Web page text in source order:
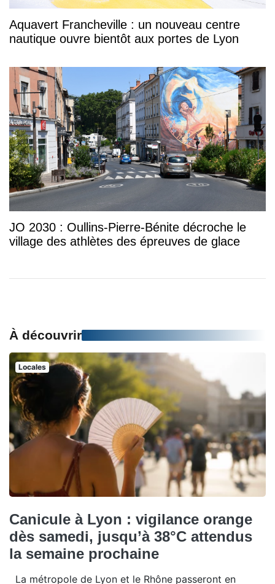
Aquavert Francheville : un nouveau centre
nautique ouvre bientôt aux portes de Lyon
JO 2030 : Oullins-Pierre-Bénite décroche le
village des athlètes des épreuves de glace
À découvrir
Locales
Canicule à Lyon : vigilance orange
dès samedi, jusqu’à 38°C attendus
la semaine prochaine
La métropole de Lyon et le Rhône passeront en